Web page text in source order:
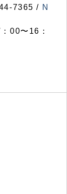
7365 / N
00〜16：